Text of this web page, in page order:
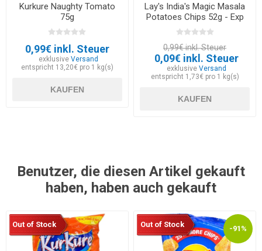
Kurkure Naughty Tomato
75g
0,99€ inkl. Steuer
exklusiveVersand
entspricht 13,20€ pro 1 kg(s)
KAUFEN
Lay's India's Magic Masala
Potatoes Chips 52g - Exp
30.05.2026
0,99€ inkl. Steuer
0,09€ inkl. Steuer
exklusive Versand
entspricht 1,73€ pro 1 kg(s)
KAUFEN
Benutzer, die diesen Artikel gekauft
haben, haben auch gekauft
Out of Stock -91%
Out of Stock